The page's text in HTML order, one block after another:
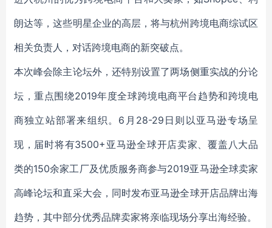
朗达等，这些明星企业的高层，将与杭州跨境电商综试区
相关负责人，对话跨境电商的新突破点。
本次峰会除主论坛外，还特别设置了两场侧重实战的分论
坛，重点围绕2019年度全球跨境电商平台趋势和跨境电
商独立站部署来组织。6月28-29日则以亚马逊专场呈
现，届时将有3500+亚马逊全球开店卖家、覆盖八大品
类的150余家工厂及优质服务商参与2019亚马逊全球卖家
高峰论坛和直采大会，同时发布亚马逊全球开店品牌出海
趋势，其中部分优秀品牌卖家将亲临现场分享出海经验。